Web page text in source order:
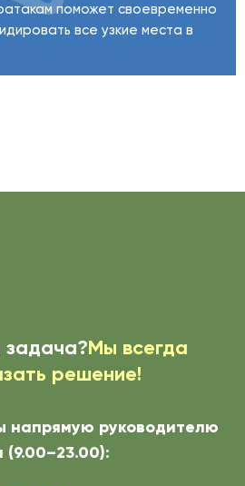
поможет своевременно
все узкие места в
Мы всегда
решение!
напрямую руководителю
(9.00–23.00):